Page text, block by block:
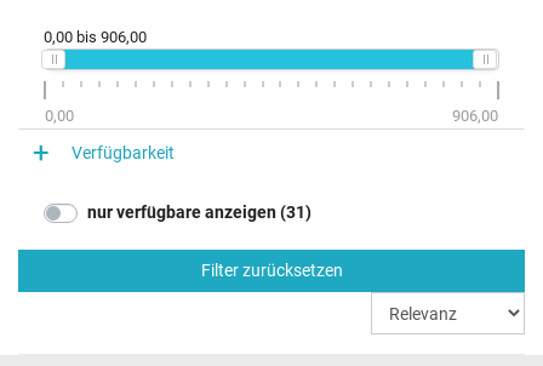
0,00 bis 906,00
0,00 906,00
Verfügbarkeit
nur verfügbare anzeigen (31)
Filter zurücksetzen